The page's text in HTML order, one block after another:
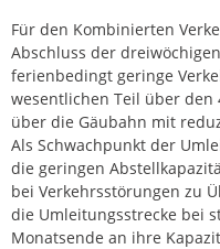
Für den Kombinierten
Abschluss der
ferienbedingt geringe
wesentlichen Teil über den
über die Gäubahn mit
Als Schwachpunkt der
die geringen
bei Verkehrsstörungen zu
die Umleitungsstrecke bei
Monatsende an ihre